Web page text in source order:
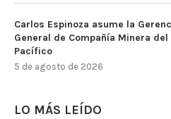
Carlos Espinoza asume la
General de Compañía Minera del
Pacífico
5 de agosto de 2026
LO MÁS LEÍDO